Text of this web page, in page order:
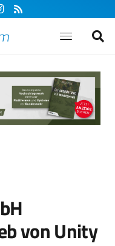
von Unity